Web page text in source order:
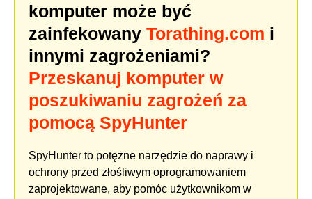
komputer może być
zainfekowany Torathing.com i
innymi zagrożeniami?
Przeskanuj komputer w
poszukiwaniu zagrożeń za
pomocą SpyHunter
SpyHunter to potężne narzędzie do naprawy i
ochrony przed złośliwym oprogramowaniem
zaprojektowane, aby pomóc użytkownikom w